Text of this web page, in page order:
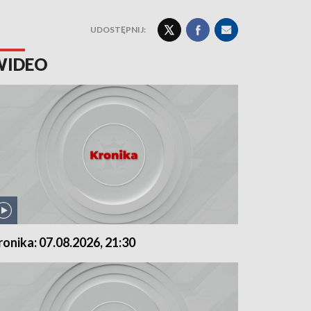
UDOSTĘPNIJ:
07.08.2026, 21:30